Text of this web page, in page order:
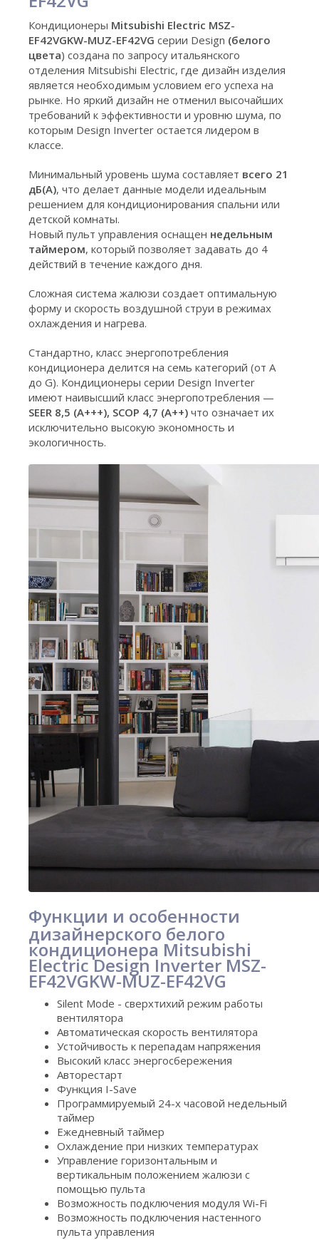
Кондиционеры Mitsubishi Electric MSZ-
EF42VGKW-MUZ-EF42VG серии Design (белого
цвета) создана по запросу итальянского
отделения Mitsubishi Electric, где дизайн изделия
является необходимым условием его успеха на
рынке. Но яркий дизайн не отменил высочайших
требований к эффективности и уровню шума, по
которым Design Inverter остается лидером в
классе.
Минимальный уровень шума составляет всего 21
дБ(А), что делает данные модели идеальным
решением для кондиционирования спальни или
детской комнаты.
Новый пульт управления оснащен недельным
таймером, который позволяет задавать до 4
действий в течение каждого дня.
Сложная система жалюзи создает оптимальную
форму и скорость воздушной струи в режимах
охлаждения и нагрева.
Стандартно, класс энергопотребления
кондиционера делится на семь категорий (от A
до G). Кондиционеры серии Design Inverter
имеют наивысший класс энергопотребления —
SEER 8,5 (A+++), SCOP 4,7 (A++) что означает их
исключительно высокую экономность и
экологичность.
Функции и особенности
дизайнерского белого
кондиционера Mitsubishi
Electric Design Inverter MSZ-
EF42VGKW-MUZ-EF42VG
Silent Mode - cверхтихий режим работы
вентилятора
Автоматическая скорость вентилятора
Устойчивость к перепадам напряжения
Высокий класс энергосбережения
Авторестарт
Функция I-Save
Программируемый 24-х часовой недельный
таймер
Ежедневный таймер
Охлаждение при низких температурах
Управление горизонтальным и
вертикальным положением жалюзи с
помощью пульта
Возможность подключения модуля Wi-Fi
Возможность подключения настенного
пульта управления